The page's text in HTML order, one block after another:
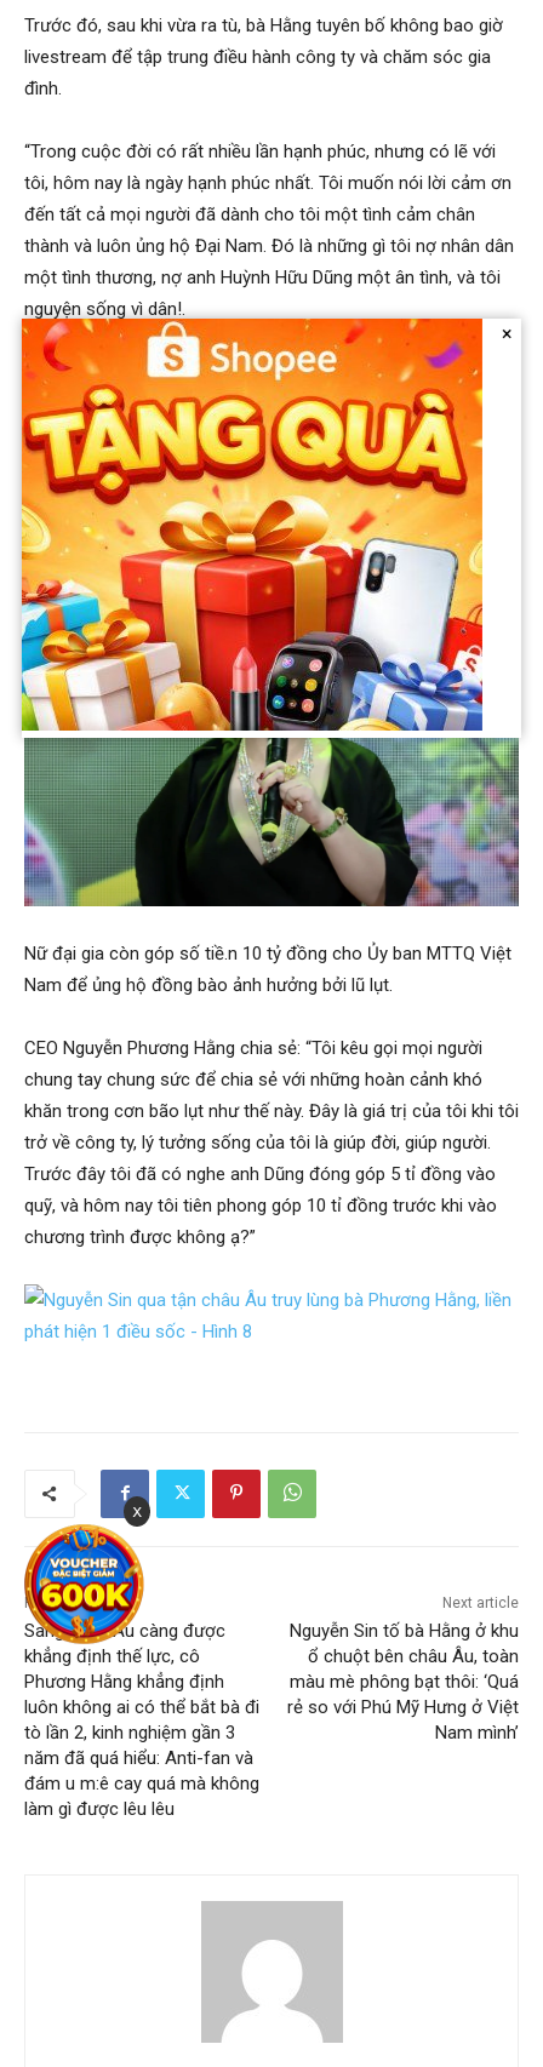
Trước đó, sau khi vừa ra tù, bà Hằng tuyên bố không bao giờ
livestream để tập trung điều hành công ty và chăm sóc gia
đình.
“Trong cuộc đời có rất nhiều lần hạnh phúc, nhưng có lẽ với
tôi, hôm nay là ngày hạnh phúc nhất. Tôi muốn nói lời cảm ơn
đến tất cả mọi người đã dành cho tôi một tình cảm chân
thành và luôn ủng hộ Đại Nam. Đó là những gì tôi nợ nhân dân
một tình thương, nợ anh Huỳnh Hữu Dũng một ân tình, và tôi
nguyện sống vì dân!.
Từ hôm nay trở đi, tôi sẽ không bao giờ tổ chức một cuộc
livestream nào hết vì sức người có hạn, cuộc chơi quá dài. Tôi
còn chồng con, bản thân tôi nữa cho nên tôi xin khép lại. Và
tôi xin xuất hiện ở Đại Nam nếu cần, Chủ nhật tuần tới, tuần
tới, tuần tới nữa, tôi sẽ cháy hết mình với quý vị”, bà Hằng cho
biết.
Nữ đại gia còn góp số tiề.n 10 tỷ đồng cho Ủy ban MTTQ Việt
Nam để ủng hộ đồng bào ảnh hưởng bởi lũ lụt.
CEO Nguyễn Phương Hằng chia sẻ: “Tôi kêu gọi mọi người
chung tay chung sức để chia sẻ với những hoàn cảnh khó
khăn trong cơn bão lụt như thế này. Đây là giá trị của tôi khi tôi
trở về công ty, lý tưởng sống của tôi là giúp đời, giúp người.
Trước đây tôi đã có nghe anh Dũng đóng góp 5 tỉ đồng vào
quỹ, và hôm nay tôi tiên phong góp 10 tỉ đồng trước khi vào
chương trình được không ạ?”
Previous article
Sang châu Âu càng được
khẳng định thế lực, cô
Phương Hằng khẳng định
luôn không ai có thể bắt bà đi
tò lần 2, kinh nghiệm gần 3
năm đã quá hiểu: Anti-fan và
đám u m:ê cay quá mà không
làm gì được lêu lêu
Next article
Nguyễn Sin tố bà Hằng ở khu
ổ chuột bên châu Âu, toàn
màu mè phông bạt thôi: ‘Quá
rẻ so với Phú Mỹ Hưng ở Việt
Nam mình’
x
×